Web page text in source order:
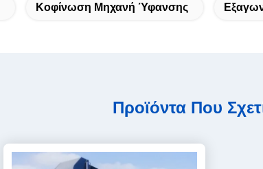
Κοφίνωση Μηχανή Ύφανσης
Προϊόντα Που